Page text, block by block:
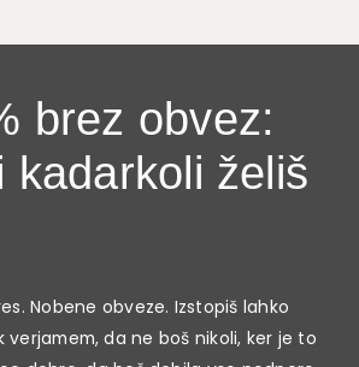
brez obvez:
kadarkoli želiš
Nobene obveze. Izstopiš lahko
verjamem, da ne boš nikoli, ker je to